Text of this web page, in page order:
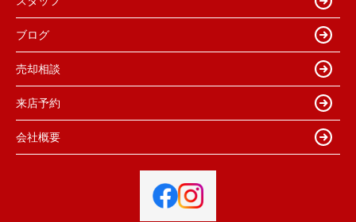
ブログ
売却相談
来店予約
会社概要